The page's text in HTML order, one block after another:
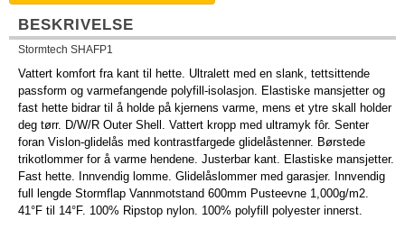
BESKRIVELSE
Stormtech SHAFP1
Vattert komfort fra kant til hette. Ultralett med en slank, tettsittende
passform og varmefangende polyfill-isolasjon. Elastiske mansjetter og
fast hette bidrar til å holde på kjernens varme, mens et ytre skall holder
deg tørr. D/W/R Outer Shell. Vattert kropp med ultramyk fôr. Senter
foran Vislon-glidelås med kontrastfargede glidelåstenner. Børstede
trikotlommer for å varme hendene. Justerbar kant. Elastiske mansjetter.
Fast hette. Innvendig lomme. Glidelåslommer med garasjer. Innvendig
full lengde Stormflap Vannmotstand 600mm Pusteevne 1,000g/m2.
41°F til 14°F. 100% Ripstop nylon. 100% polyfill polyester innerst.